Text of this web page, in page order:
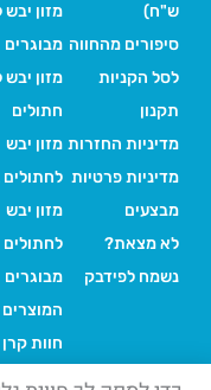
מזון יבש
מבוגרים
מזון יבש
חתולים
מזון יבש
לחתולים
מזון יבש
לחתולים
מבוגרים
המוצרים
חוות קרן
ש"ח)
סיפורים מהחווה
לסל הקניות
תקנון
מדיניות החזרות
מדיניות פרטיות
מבצעים
לא מצאת?
נשמח לפידבק